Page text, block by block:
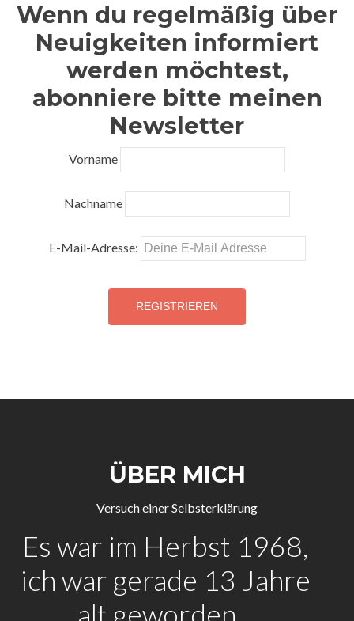
Wenn du regelmäßig über
Neuigkeiten informiert
werden möchtest,
abonniere bitte meinen
Newsletter
Vorname
Nachname
E-Mail-Adresse:
ÜBER MICH
Versuch einer Selbsterklärung
Es war im Herbst 1968,
ich war gerade 13 Jahre